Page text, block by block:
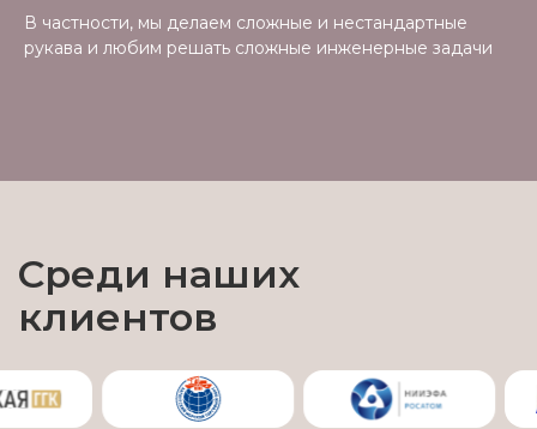
В частности, мы делаем сложные и нестандартные
рукава и любим решать сложные инженерные задачи
Среди наших
клиентов